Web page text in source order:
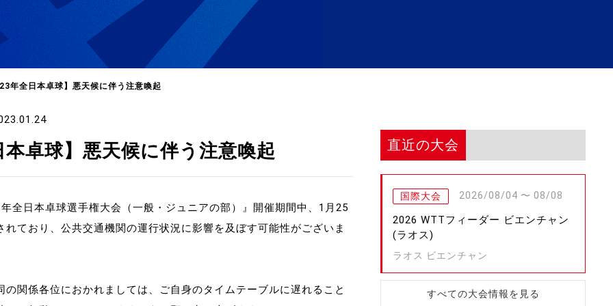
ム
年全日本卓球】悪天候に伴う注意喚起
卓球】悪天候に伴う注意喚起
全日本卓球選手権大会（一般・ジュニアの部）』開催期間中、1月25
れており、公共交通機関の運行状況に影響を及ぼす可能性がございま
の関係各位におかれましては、ご自身のタイムテーブルに遅れること
直近の大会
国際大会 2026/08/04 〜 08/08
2026 WTTフィーダー ビエンチャン
(ラオス)
ラオス ビエンチャン
すべての大会情報を見る